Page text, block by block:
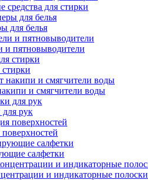
средства для стирки
для белья
и пятновыводители
и смягчители воды
рук
салфетки
и индикаторные полоски